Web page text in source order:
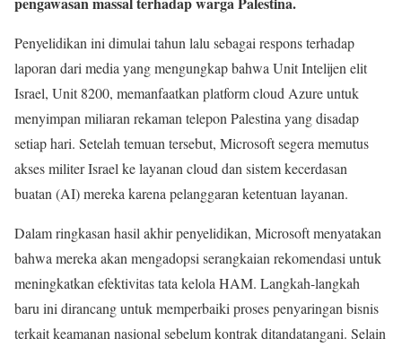
Penyelidikan ini dimulai tahun lalu sebagai respons terhadap
laporan dari media yang mengungkap bahwa Unit Intelijen elit
Israel, Unit 8200, memanfaatkan platform cloud Azure untuk
menyimpan miliaran rekaman telepon Palestina yang disadap
setiap hari. Setelah temuan tersebut, Microsoft segera memutus
akses militer Israel ke layanan cloud dan sistem kecerdasan
buatan (AI) mereka karena pelanggaran ketentuan layanan.
Dalam ringkasan hasil akhir penyelidikan, Microsoft menyatakan
bahwa mereka akan mengadopsi serangkaian rekomendasi untuk
meningkatkan efektivitas tata kelola HAM. Langkah-langkah
baru ini dirancang untuk memperbaiki proses penyaringan bisnis
terkait keamanan nasional sebelum kontrak ditandatangani. Selain